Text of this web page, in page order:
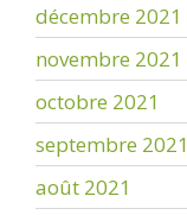
décembre 2021
novembre 2021
octobre 2021
septembre 2021
août 2021